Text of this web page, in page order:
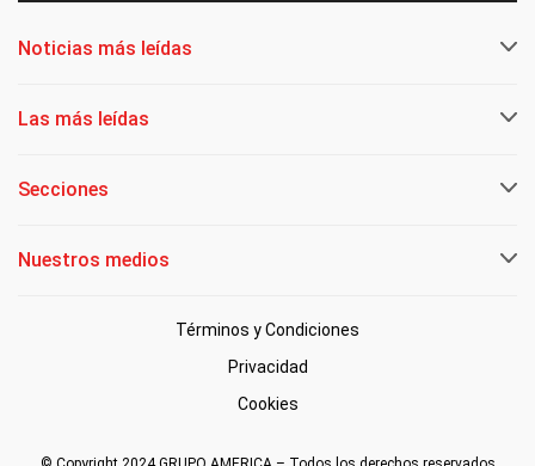
Noticias más leídas
Las más leídas
Secciones
Nuestros medios
Términos y Condiciones
Privacidad
Cookies